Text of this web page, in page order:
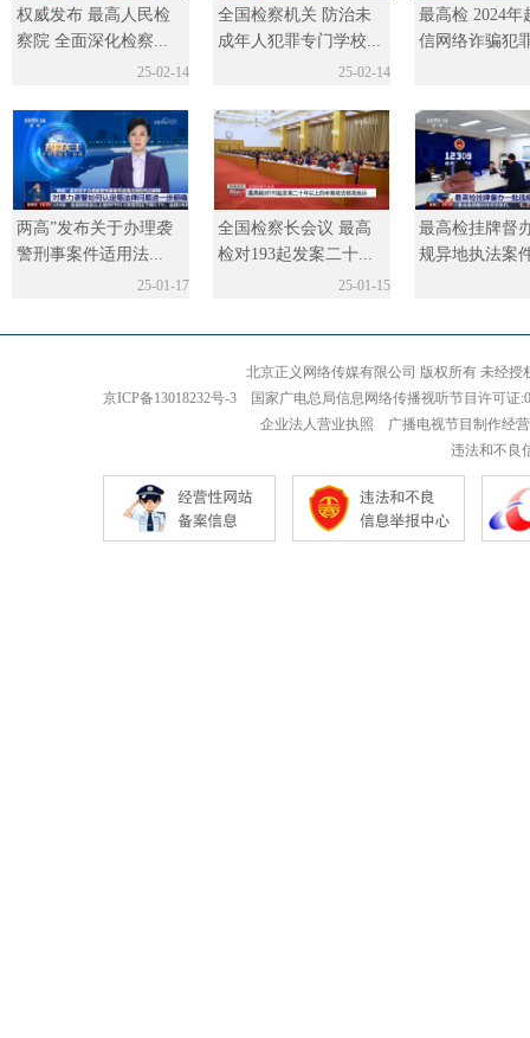
权威发布 最高人民检
察院 全面深化检察...
25-02-14
全国检察机关 防治未
成年人犯罪专门学校...
25-02-14
最高检 2024年
信网络诈骗犯
两高”发布关于办理袭
警刑事案件适用法...
25-01-17
全国检察长会议 最高
检对193起发案二十...
25-01-15
最高检挂牌督
规异地执法案
北京正义网络传媒有限公司 版权所有 未经授
京ICP备13018232号-3 国家广电总局信息网络传播视听节目许可
企业法人营业执照 广播电视节目制作经
违法和不良